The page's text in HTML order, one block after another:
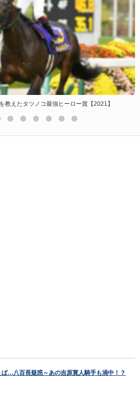
教えたタツノコ最強ヒーロー賞【2021】
…八百長疑惑～あの吉原寛人騎手も渦中！？